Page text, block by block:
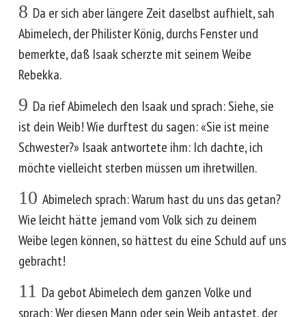
8 Da er sich aber längere Zeit daselbst aufhielt, sah
Abimelech, der Philister König, durchs Fenster und
bemerkte, daß Isaak scherzte mit seinem Weibe
Rebekka.
9 Da rief Abimelech den Isaak und sprach: Siehe, sie
ist dein Weib! Wie durftest du sagen: «Sie ist meine
Schwester?» Isaak antwortete ihm: Ich dachte, ich
möchte vielleicht sterben müssen um ihretwillen.
10 Abimelech sprach: Warum hast du uns das getan?
Wie leicht hätte jemand vom Volk sich zu deinem
Weibe legen können, so hättest du eine Schuld auf uns
gebracht!
11 Da gebot Abimelech dem ganzen Volke und
sprach: Wer diesen Mann oder sein Weib antastet, der